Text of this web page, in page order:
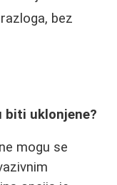
bez
biti uklonjene?
mogu se